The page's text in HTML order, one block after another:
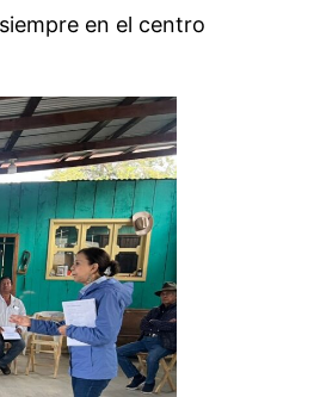
en el centro